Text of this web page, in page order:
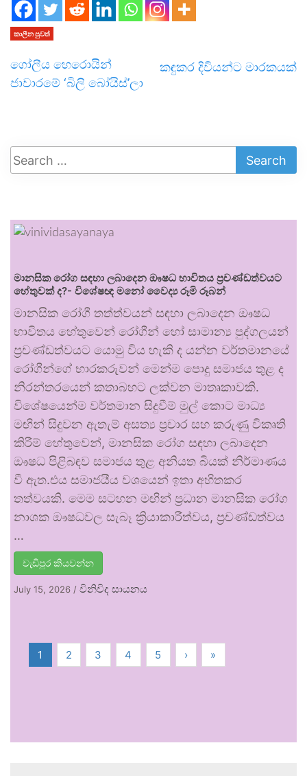
කාලීන පුවත්
ගෝලීය හෙරොයින්
ජාවාරමේ ‘බිලි බෝයිස්’ලා
කඳුකර දිවියන්ට මාරකයක්
මානසික රෝග සඳහා ලබාදෙන ඖෂධ භාවිතය ප්‍රචණ්ඩත්වයට
හේතුවක් ද?- විශේෂඥ මනෝ වෛද්‍ය රූමි රූබන්
මානසික රෝගී තත්ත්වයන් සඳහා ලබාදෙන ඖෂධ
භාවිතය හේතුවෙන් රෝගීන් හෝ සාමාන්‍ය පුද්ගලයන්
ප්‍රචණ්ඩත්වයට යොමු විය හැකි ද යන්න වර්තමානයේ
රෝගීන්ගේ භාරකරුවන් මෙන්ම පොදු සමාජය තුළ ද
නිරන්තරයෙන් කතාබහට ලක්වන මාතෘකාවකි.
විශේෂයෙන්ම වර්තමාන සිදුවීම් මුල් කොට මාධ්‍ය
මඟින් සිදුවන ඇතැම් අසත්‍ය ප්‍රචාර සහ කරුණු විකෘති
කිරීම් හේතුවෙන්, මානසික රෝග සඳහා ලබාදෙන
ඖෂධ පිළිබඳව සමාජය තුළ අනියත බියක් නිර්මාණය
වී ඇත.එය සමාජයීය වශයෙන් ඉතා අහිතකර
තත්වයකි. මෙම සටහන මඟින් ප්‍රධාන මානසික රෝග
නාශක ඖෂධවල සැබෑ ක්‍රියාකාරීත්වය, ප්‍රචණ්ඩත්වය
…
වැඩිපුර කියවන්න
July 15, 2026 / විනිවිද සායනය
1 2 3 4 5 › »